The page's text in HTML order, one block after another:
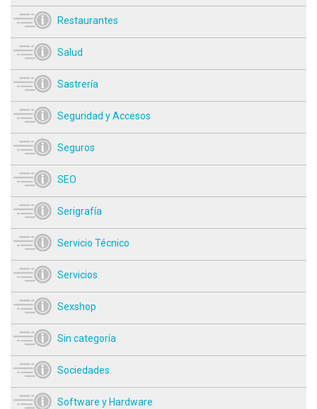
Restaurantes
Salud
Sastrería
Seguridad y Accesos
Seguros
SEO
Serigrafía
Servicio Técnico
Servicios
Sexshop
Sin categoría
Sociedades
Software y Hardware